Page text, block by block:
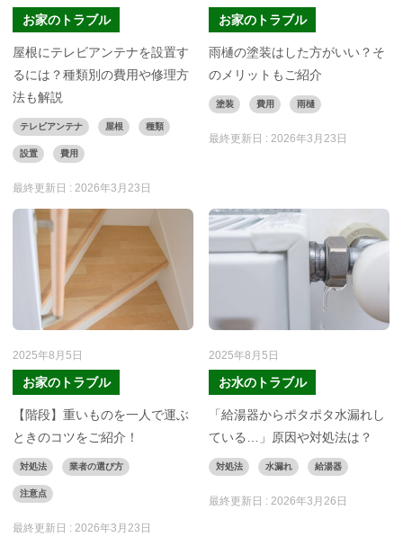
お家のトラブル
屋根にテレビアンテナを設置す
るには？種類別の費用や修理方
法も解説
テレビアンテナ 屋根 種類
設置 費用
最終更新日 : 2026年3月23日
お家のトラブル
雨樋の塗装はした方がいい？そ
のメリットもご紹介
塗装 費用 雨樋
最終更新日 : 2026年3月23日
2025年8月5日
お家のトラブル
【階段】重いものを一人で運ぶ
ときのコツをご紹介！
対処法 業者の選び方
注意点
最終更新日 : 2026年3月23日
2025年8月5日
お水のトラブル
「給湯器からポタポタ水漏れし
ている…」原因や対処法は？
対処法 水漏れ 給湯器
最終更新日 : 2026年3月26日